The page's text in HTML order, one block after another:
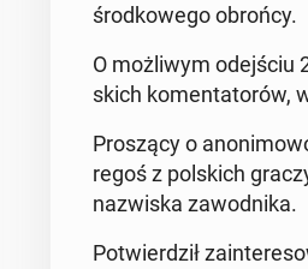
środ­ko­we­go obrońcy.
O moż­li­wym odej­ściu
skich ko­men­ta­to­rów,
Pro­szą­cy o
re­goś z pol­skich
na­zwi­ska za­wod­ni­ka.
Po­twier­dził